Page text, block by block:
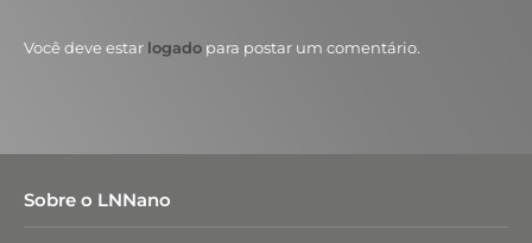
Você deve estar logado para postar um comentário.
Sobre o LNNano